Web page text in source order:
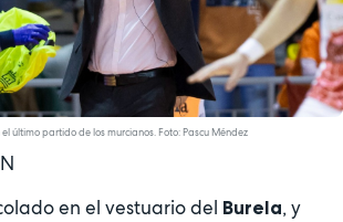
último partido de los murcianos. Foto: Pascu Méndez
en el vestuario del Burela, y